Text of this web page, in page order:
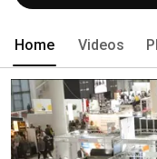
Home Videos